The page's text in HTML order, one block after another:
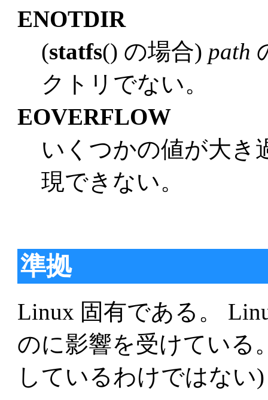
ENOTDIR
(statfs() の場合) path
クトリでない。
EOVERFLOW
いくつかの値が大き
現できない。
準拠
Linux 固有である。
のに影響を受けている
しているわけではない